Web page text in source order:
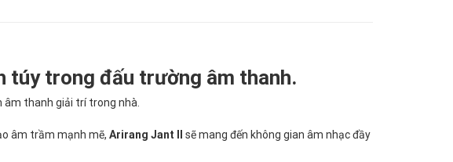
trong đấu trường âm thanh.
âm thanh giải trí trong nhà.
âm trầm mạnh mẽ, Arirang Jant II sẽ mang đến không gian âm nhạc đầy